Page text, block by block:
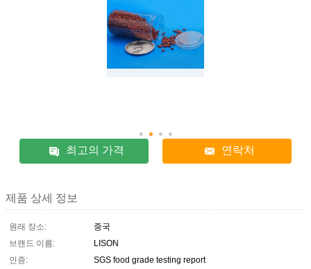
최고의 가격 연락처
제품 상세 정보
원래 장소:
중국
브랜드 이름:
LISON
인증:
SGS food grade testing report